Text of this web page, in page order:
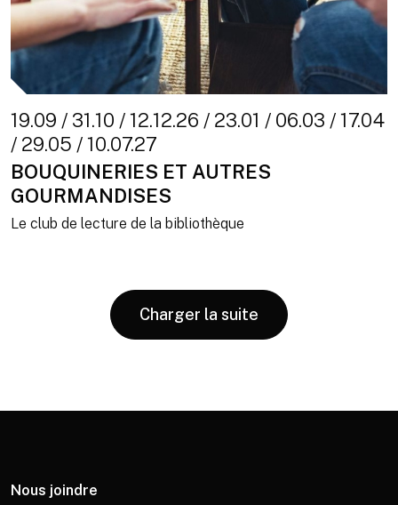
19.09 / 31.10 / 12.12.26 / 23.01 / 06.03 / 17.04
/ 29.05 / 10.07.27
BOUQUINERIES ET AUTRES
GOURMANDISES
Le club de lecture de la bibliothèque
Charger la suite
Nous joindre